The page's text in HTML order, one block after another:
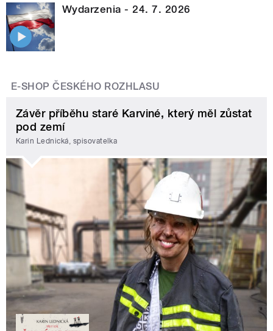
Wydarzenia - 24. 7. 2026
E-SHOP ČESKÉHO ROZHLASU
Závěr příběhu staré Karviné, který měl zůstat
pod zemí
Karin Lednická, spisovatelka